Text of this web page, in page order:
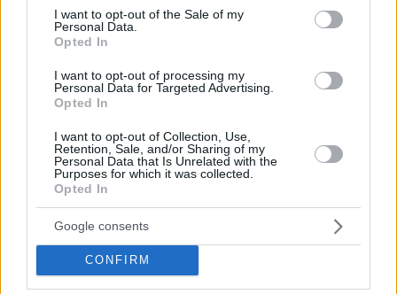
consent section.
I want to opt-out of the Sale of my
Personal Data.
Opted In
I want to opt-out of processing my
Personal Data for Targeted Advertising.
Opted In
I want to opt-out of Collection, Use,
Retention, Sale, and/or Sharing of my
Personal Data that Is Unrelated with the
Purposes for which it was collected.
Opted In
Google consents
CONFIRM
Eurohoops Team/info@eurohoops.net
По сообщению канала Sport Klub
госпитализирован с сердечным приступом в больницу
Белграда.
Согласно информации, почувствовав симптомы, тренер